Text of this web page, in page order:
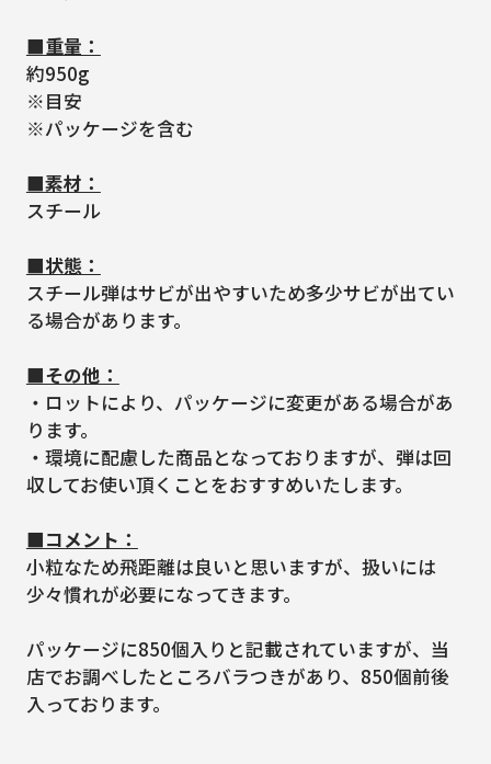
■重量：
約950g
※目安
※パッケージを含む
■素材：
スチール
■状態：
スチール弾はサビが出やすいため多少サビが出てい
る場合があります。
■その他：
・ロットにより、パッケージに変更がある場合があ
ります。
・環境に配慮した商品となっておりますが、弾は回
収してお使い頂くことをおすすめいたします。
■コメント：
小粒なため飛距離は良いと思いますが、扱いには
少々慣れが必要になってきます。
パッケージに850個入りと記載されていますが、当
店でお調べしたところバラつきがあり、850個前後
入っております。